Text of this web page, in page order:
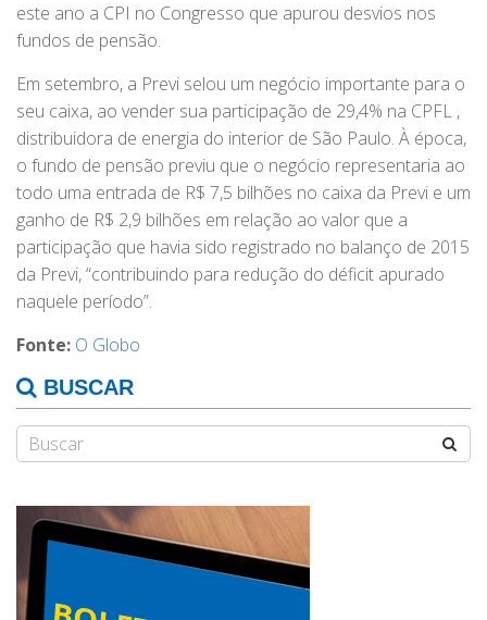
este ano a CPI no Congresso que apurou desvios nos
fundos de pensão.
Em setembro, a Previ selou um negócio importante para o
seu caixa, ao vender sua participação de 29,4% na CPFL ,
distribuidora de energia do interior de São Paulo. À época,
o fundo de pensão previu que o negócio representaria ao
todo uma entrada de R$ 7,5 bilhões no caixa da Previ e um
ganho de R$ 2,9 bilhões em relação ao valor que a
participação que havia sido registrado no balanço de 2015
da Previ, “contribuindo para redução do déficit apurado
naquele período”.
Fonte: O Globo
BUSCAR